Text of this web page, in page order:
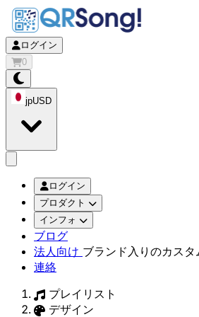
ログイン
0
jpUSD
ログイン
プロダクト
インフォ
ブログ
法人向け ブランド入りのカスタ
連絡
プレイリスト
デザイン